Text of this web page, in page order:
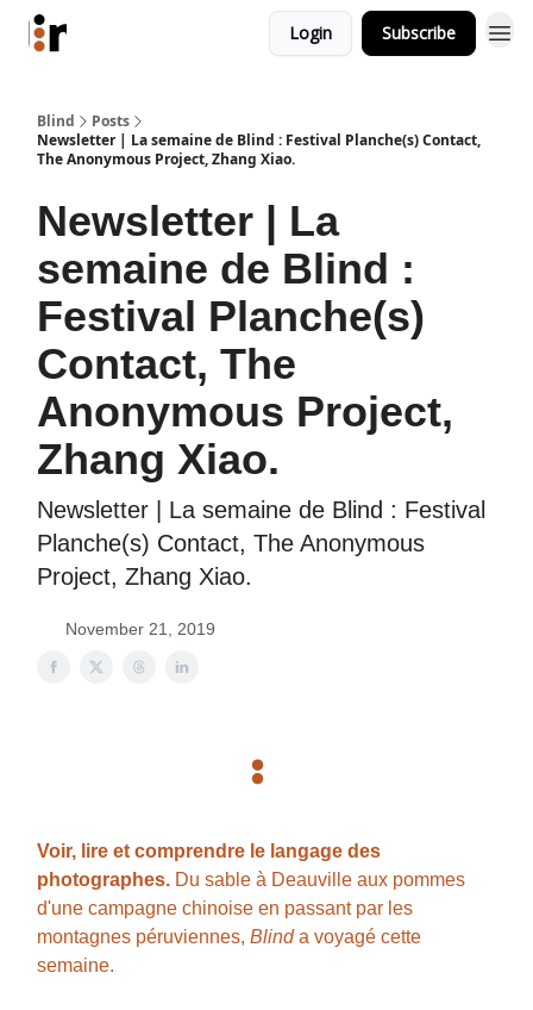
Login Subscribe
Blind
Posts
Newsletter | La semaine de Blind : Festival Planche(s) Contact,
The Anonymous Project, Zhang Xiao.
Newsletter | La
semaine de Blind :
Festival Planche(s)
Contact, The
Anonymous Project,
Zhang Xiao.
Newsletter | La semaine de Blind : Festival
Planche(s) Contact, The Anonymous
Project, Zhang Xiao.
November 21, 2019
Voir, lire et comprendre le langage des
photographes. Du sable à Deauville aux pommes
d'une campagne chinoise en passant par les
montagnes péruviennes, Blinda voyagé cette
semaine.